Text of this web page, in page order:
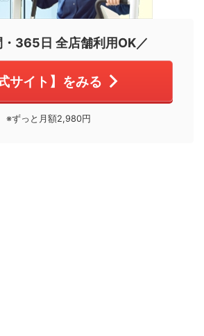
365日 全店舗利用OK／
サイト】をみる
※ずっと月額2,980円